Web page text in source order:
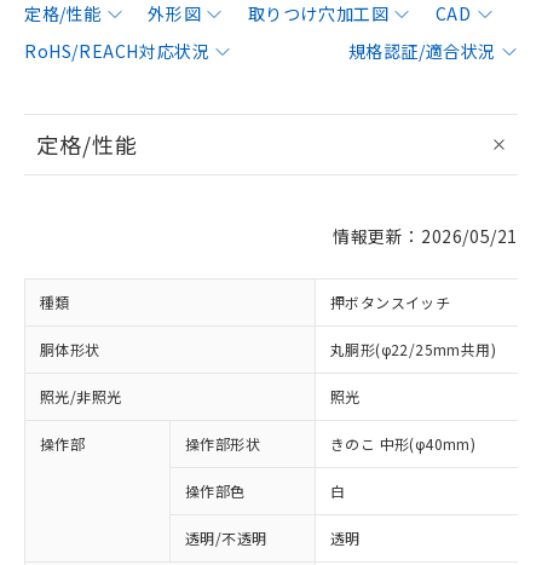
定格/性能 外形図 取りつけ穴加工図
CAD
RoHS/REACH対応状況
規格認証/適合状況
定格/性能
情報更新：2026/05/21
種類 押ボタンスイッチ
胴体形状 丸胴形(φ22/25mm共用)
照光/非照光 照光
操作部 操作部形状 きのこ 中形(φ40mm)
操作部色 白
透明/不透明 透明